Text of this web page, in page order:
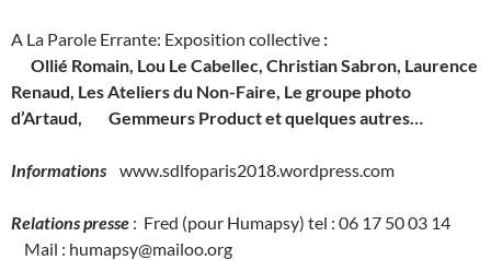
A La Parole Errante: Exposition collective :
Ollié Romain, Lou Le Cabellec, Christian Sabron, Laurence
Renaud, Les Ateliers du Non-Faire, Le groupe photo
d’Artaud, Gemmeurs Product et quelques autres…
Informations www.sdlfoparis2018.wordpress.com
Relations presse : Fred (pour Humapsy) tel : 06 17 50 03 14
Mail : humapsy@mailoo.org